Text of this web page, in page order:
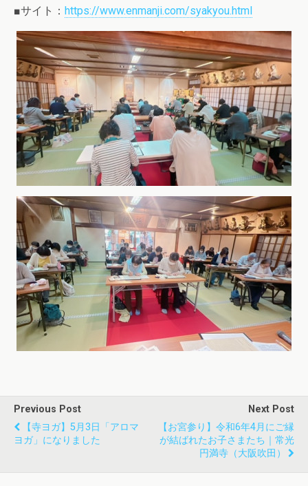
■サイト： https://www.enmanji.com/syakyou.html
Previous Post
【寺ヨガ】5月3日「アロマ
ヨガ」になりました
Next Post
【お宮参り】令和6年4月にご縁
が結ばれたお子さまたち｜常光
円満寺（大阪吹田）